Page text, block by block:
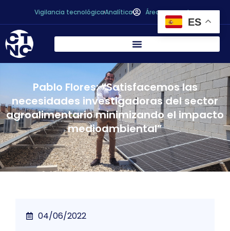
Vigilancia tecnológicaAnalítica Área personal
Pablo Flores: “Satisfacemos las
necesidades investigadoras del sector
agroalimentario minimizando el impacto
medioambiental”
04/06/2022
ES